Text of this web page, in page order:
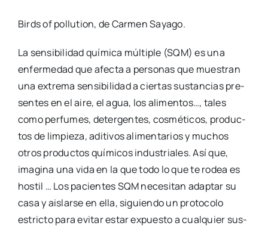
Birds of pollu­tion, de Car­men Saya­go.
La sen­si­bi­li­dad quí­mi­ca múl­ti­ple (SQM) es una
enfer­me­dad que afec­ta a per­so­nas que mues­tran
una extre­ma sen­si­bi­li­dad a cier­tas sus­tan­cias pre­
sen­tes en el aire, el agua, los ali­men­tos…, tales
como per­fu­mes, deter­gen­tes, cos­mé­ti­cos, pro­duc­
tos de lim­pie­za, adi­ti­vos ali­men­ta­rios y muchos
otros pro­duc­tos quí­mi­cos indus­tria­les. Así que,
ima­gi­na una vida en la que todo lo que te rodea es
hos­til … Los pacien­tes SQM nece­si­tan adap­tar su
casa y ais­lar­se en ella, siguien­do un pro­to­co­lo
estric­to para evi­tar estar expues­to a cual­quier sus­